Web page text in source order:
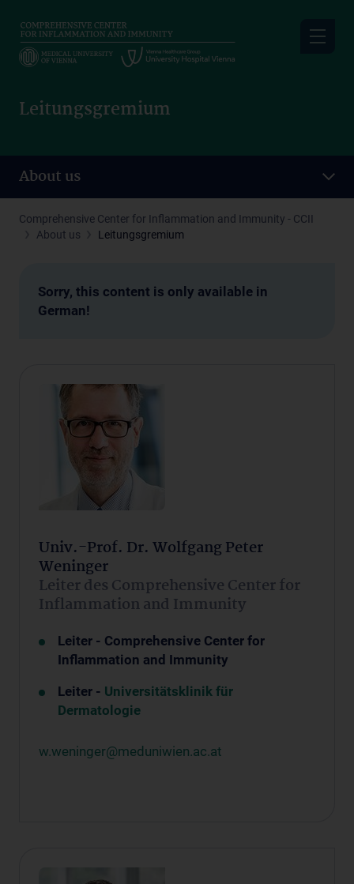
main
content
Leitungsgremium
About us
Comprehensive Center for Inflammation and Immunity - CCII
About us
Leitungsgremium
Sorry, this content is only available in
German!
Univ.-Prof. Dr. Wolfgang Peter
Weninger
Leiter des Comprehensive Center for
Inflammation and Immunity
Leiter - Comprehensive Center for
Inflammation and Immunity
Leiter - Universitätsklinik für
Dermatologie
w.weninger@meduniwien.ac.at